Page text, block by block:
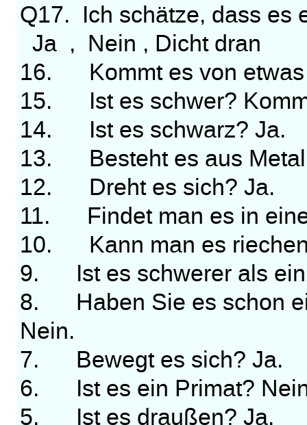
Q17. Ich schätze, dass es
Ja , Nein , Dicht dran
16. Kommt es von etwas
15. Ist es schwer?
14. Ist es schwarz? Ja.
13. Besteht es aus
12. Dreht es sich? Ja.
11. Findet man es in
10. Kann man es
9. Ist es schwerer als ein
8. Haben Sie es schon
Nein.
7. Bewegt es sich? Ja.
6. Ist es ein Primat?
5. Ist es draußen? Ja.